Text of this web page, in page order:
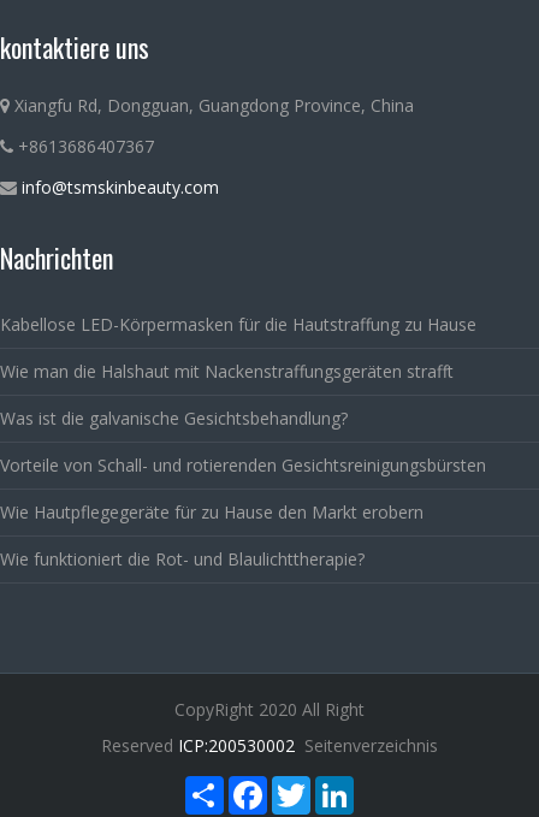
kontaktiere uns
Xiangfu Rd, Dongguan, Guangdong Province, China
+8613686407367
info@tsmskinbeauty.com
Nachrichten
Kabellose LED-Körpermasken für die Hautstraffung zu Hause
Wie man die Halshaut mit Nackenstraffungsgeräten strafft
Was ist die galvanische Gesichtsbehandlung?
Vorteile von Schall- und rotierenden Gesichtsreinigungsbürsten
Wie Hautpflegegeräte für zu Hause den Markt erobern
Wie funktioniert die Rot- und Blaulichttherapie?
CopyRight 2020 All Right
Reserved ICP:200530002 Seitenverzeichnis
Share FacebookTwitter